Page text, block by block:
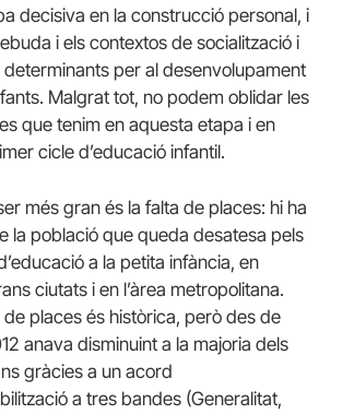
decisiva en la construcció personal, i
i els contextos de socialització i
per al desenvolupament
Malgrat tot, no podem oblidar les
que tenim en aquesta etapa i en
cicle d’educació infantil.
més gran és la falta de places: hi ha
la població que queda desatesa pels
a la petita infància, en
ciutats i en l’àrea metropolitana.
places és històrica, però des de
anava disminuint a la majoria dels
gràcies a un acord
a tres bandes (Generalitat,